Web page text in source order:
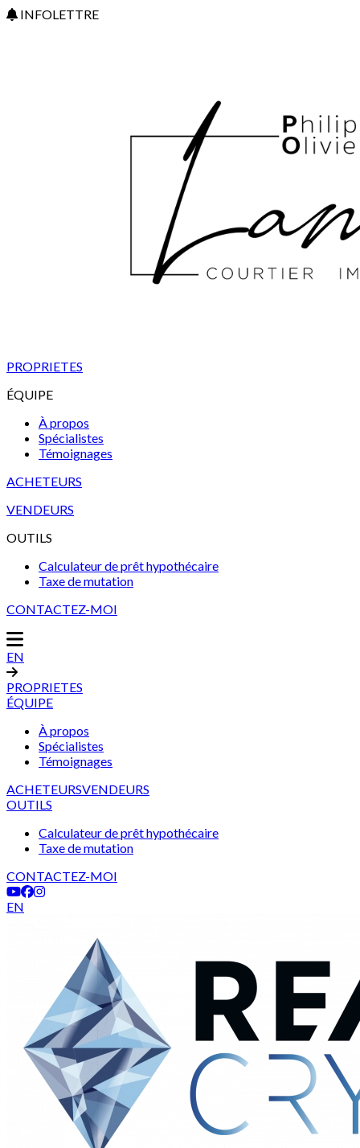
INFOLETTRE
PROPRIETES
ÉQUIPE
À propos
Spécialistes
Témoignages
ACHETEURS
VENDEURS
OUTILS
Calculateur de prêt hypothécaire
Taxe de mutation
CONTACTEZ-MOI
EN
PROPRIETES
ÉQUIPE
À propos
Spécialistes
Témoignages
ACHETEURSVENDEURS
OUTILS
Calculateur de prêt hypothécaire
Taxe de mutation
CONTACTEZ-MOI
EN